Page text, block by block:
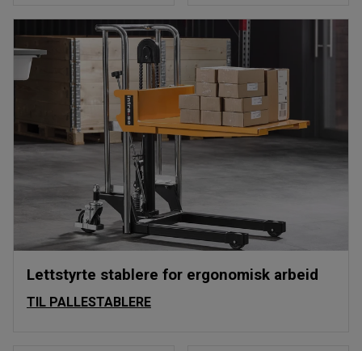
Lettstyrte stablere for ergonomisk arbeid
TIL PALLESTABLERE